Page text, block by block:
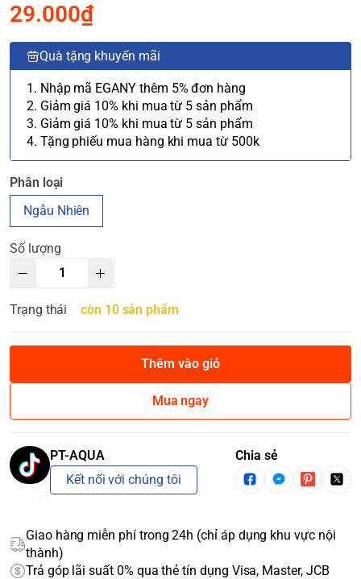
29.000₫
Quà tặng khuyến mãi
1. Nhập mã EGANY thêm 5% đơn hàng
2. Giảm giá 10% khi mua từ 5 sản phẩm
3. Giảm giá 10% khi mua từ 5 sản phẩm
4. Tặng phiếu mua hàng khi mua từ 500k
Phân loại
Ngẫu Nhiên
Số lượng
Trạng thái còn 10 sản phẩm
Thêm vào giỏ
Mua ngay
PT-AQUA
Kết nối với chúng tôi
Chia sẻ
Giao hàng miễn phí trong 24h (chỉ áp dụng khu vực nội
thành)
Trả góp lãi suất 0% qua thẻ tín dụng Visa, Master, JCB